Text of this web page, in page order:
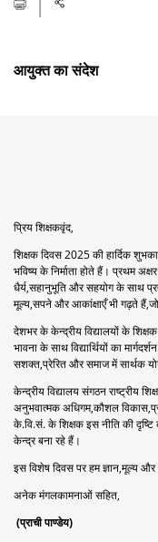
आयुक्त का संदेश
प्रिय शिक्षकवृंद,
शिक्षक दिवस 2025 की हार्दिक
भविष्य के निर्माता होते हैं। प्रथम
धैर्य,सहानुभूति और सहयोग के साथ
मूल्य,सपने और आकांक्षाएँ भी गढ़ते हैं,जो
देशभर के केन्द्रीय विद्यालयों के
भावना के साथ विद्यार्थियों का
सशक्त,प्रेरित और समाज में सार्थक
केन्द्रीय विद्यालय संगठन राष्ट्रीय
अनुभवात्मक अधिगम,कौशल
के.वि.सं. के शिक्षक इस नीति की
केन्द्र बना रहे हैं।
इस विशेष दिवस पर हम ज्ञान,मूल्य
अनेक मंगलकामनाओं सहित,
(प्राची पाण्डेय)